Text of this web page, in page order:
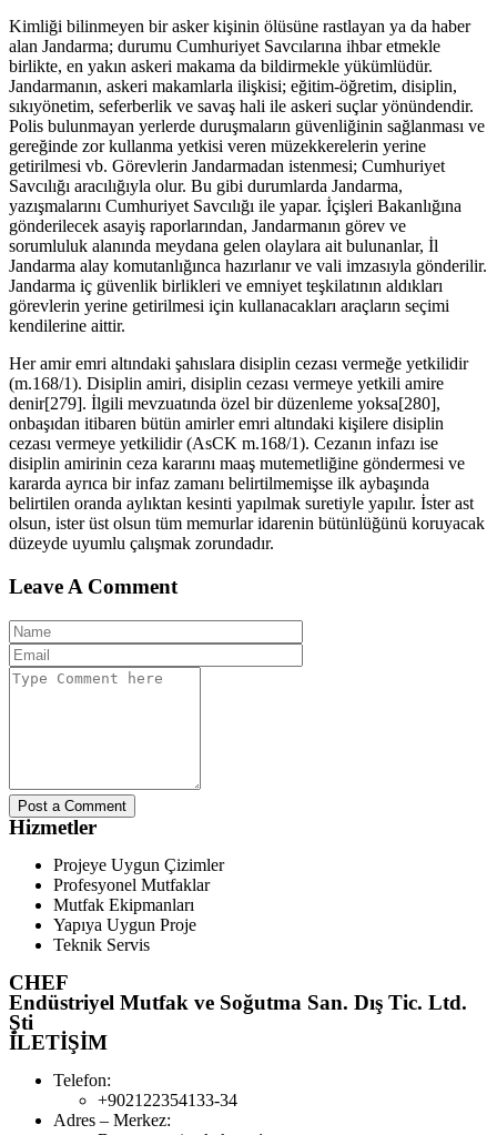
Kimliği bilinmeyen bir asker kişinin ölüsüne rastlayan ya da haber
alan Jandarma; durumu Cumhuriyet Savcılarına ihbar etmekle
birlikte, en yakın askeri makama da bildirmekle yükümlüdür.
Jandarmanın, askeri makamlarla ilişkisi; eğitim-öğretim, disiplin,
sıkıyönetim, seferberlik ve savaş hali ile askeri suçlar yönündendir.
Polis bulunmayan yerlerde duruşmaların güvenliğinin sağlanması ve
gereğinde zor kullanma yetkisi veren müzekkerelerin yerine
getirilmesi vb. Görevlerin Jandarmadan istenmesi; Cumhuriyet
Savcılığı aracılığıyla olur. Bu gibi durumlarda Jandarma,
yazışmalarını Cumhuriyet Savcılığı ile yapar. İçişleri Bakanlığına
gönderilecek asayiş raporlarından, Jandarmanın görev ve
sorumluluk alanında meydana gelen olaylara ait bulunanlar, İl
Jandarma alay komutanlığınca hazırlanır ve vali imzasıyla gönderilir.
Jandarma iç güvenlik birlikleri ve emniyet teşkilatının aldıkları
görevlerin yerine getirilmesi için kullanacakları araçların seçimi
kendilerine aittir.
Her amir emri altındaki şahıslara disiplin cezası vermeğe yetkilidir
(m.168/1). Disiplin amiri, disiplin cezası vermeye yetkili amire
denir[279]. İlgili mevzuatında özel bir düzenleme yoksa[280],
onbaşıdan itibaren bütün amirler emri altındaki kişilere disiplin
cezası vermeye yetkilidir (AsCK m.168/1). Cezanın infazı ise
disiplin amirinin ceza kararını maaş mutemetliğine göndermesi ve
kararda ayrıca bir infaz zamanı belirtilmemişse ilk aybaşında
belirtilen oranda aylıktan kesinti yapılmak suretiyle yapılır. İster ast
olsun, ister üst olsun tüm memurlar idarenin bütünlüğünü koruyacak
düzeyde uyumlu çalışmak zorundadır.
Leave A Comment
Post a Comment
Hizmetler
Projeye Uygun Çizimler
Profesyonel Mutfaklar
Mutfak Ekipmanları
Yapıya Uygun Proje
Teknik Servis
CHEF
Endüstriyel Mutfak ve Soğutma San. Dış Tic. Ltd.
Şti
İLETİŞİM
Telefon:
+902122354133-34
Adres – Merkez: